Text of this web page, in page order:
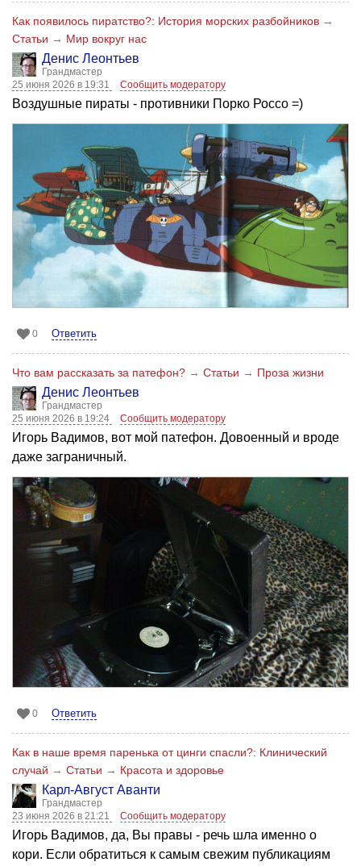
Как появилось пиратство?: История морских разбойников →
Статьи → Мир вокруг нас
Денис Леонтьев
Грандмастер
25 июня 2026 в 19:31
Сообщить модератору
Воздушные пираты - противники Порко Россо =)
0 Ответить
Что вам рассказать за патефон? → Статьи → Проза жизни
Денис Леонтьев
Грандмастер
25 июня 2026 в 19:24
Сообщить модератору
Игорь Вадимов, вот мой патефон. Довоенный и вроде
даже заграничный.
0 Ответить
Как в наше время паренька от цинги спасли?: Клинический
случай → Статьи → Красота и здоровье
Карл-Август Аванти
Грандмастер
23 июня 2026 в 21:21
Сообщить модератору
Игорь Вадимов, да, Вы правы - речь шла именно о
кори. Если обратиться к самым свежим публикациям